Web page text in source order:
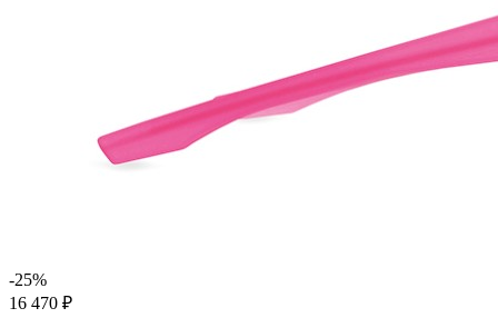
-25%
16 470 ₽